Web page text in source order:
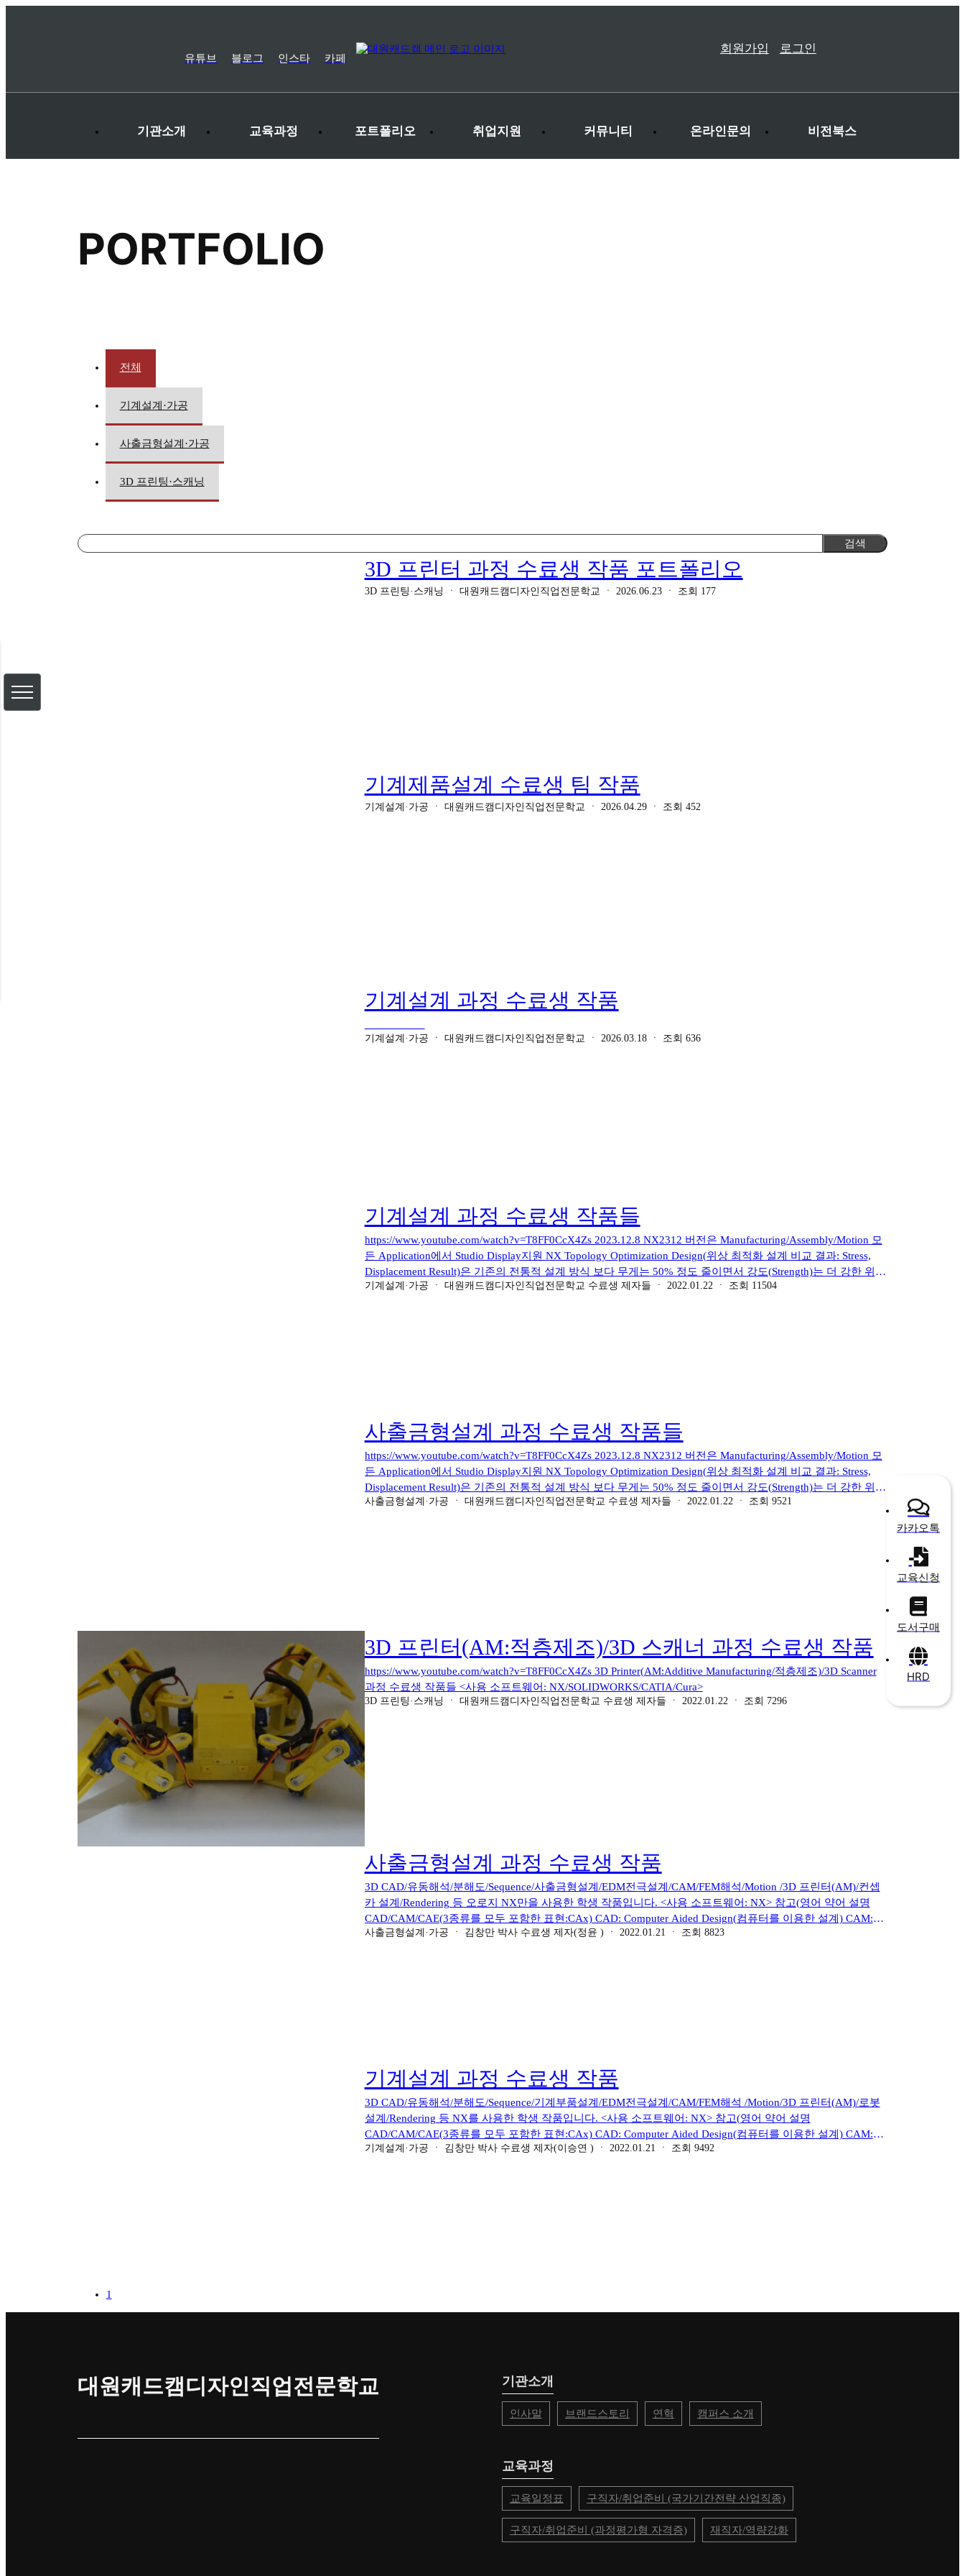
카카오톡
교육신청
도서구매
HRD
유튜브 블로그 인스타 카페
회원가입 로그인
기관소개 교육과정 포트폴리오 취업지원 커뮤니티 온라인문의 비전북스
PORTFOLIO
전체
기계설계·가공
사출금형설계·가공
3D 프린팅·스캐닝
3D 프린터 과정 수료생 작품 포트폴리오
3D 프린팅·스캐닝 ㆍ 대원캐드캠디자인직업전문학교 ㆍ 2026.06.23 ㆍ 조회 177
기계제품설계 수료생 팀 작품
기계설계·가공 ㆍ 대원캐드캠디자인직업전문학교 ㆍ 2026.04.29 ㆍ 조회 452
기계설계 과정 수료생 작품
기계설계·가공 ㆍ 대원캐드캠디자인직업전문학교 ㆍ 2026.03.18 ㆍ 조회 636
기계설계 과정 수료생 작품들
https://www.youtube.com/watch?v=T8FF0CcX4Zs 2023.12.8 NX2312 버전은 Manufacturing/Assembly/Motion 모
든 Application에서 Studio Display지원 NX Topology Optimization Design(위상 최적화 설계 비교 결과: Stress,
Displacement Result)은 기존의 전통적 설계 방식 보다 무게는 50% 정도 줄이면서 강도(Strength)는 더 강한 위상
배치 최적화 설계입니다. NX 인장 스프링 유한요소 해석 결과(Tension Spring FEM(Finite Element Method)
계 관련 자격증 3D Printer/Scanner분야: 3D Printing(AM: Additive Manufacturing)/3D Scanning 부록: 단위변
환/MCT-CNC 선반 PB Setting/예제도면/G-M Code/3D PDF설정-출력 Multi Body Dynamics Analysis(다물체 동력
학 해석)(14.1.1_Electric_Fan_Flexible Body Motion) ("김창만 박사의 정석 CAD/CAM/CAE (UG)NX" 책 제3부
14장(1541Page~1585Page 따라하기 결과) Multi Body Dynamics Analysis(다물체 동력학 해석)
(14.2.1_Crank_Shaft_Flexible Body Motion) ("김창만 박사의 정석 CAD/CAM/CAE (UG)NX" 책 제3부 14장
(1586Page~1626Page 따라하기 결과) Animation Designer(에니메이션 설계자)(14.3.1 CAM/Belt_Pulley
기계설계·가공 ㆍ 대원캐드캠디자인직업전문학교 수료생 제자들 ㆍ 2022.01.22 ㆍ 조회 11504
사출금형설계 과정 수료생 작품들
https://www.youtube.com/watch?v=T8FF0CcX4Zs 2023.12.8 NX2312 버전은 Manufacturing/Assembly/Motion 모
든 Application에서 Studio Display지원 NX Topology Optimization Design(위상 최적화 설계 비교 결과: Stress,
Displacement Result)은 기존의 전통적 설계 방식 보다 무게는 50% 정도 줄이면서 강도(Strength)는 더 강한 위상
배치 최적화 설계입니다. NX 인장 스프링 유한요소 해석 결과(Tension Spring FEM(Finite Element Method)
Shape/Polygon Modeling/Reverse Engineering 자격증분야: 사출금형설계 관련 자격증/전산응용기계제도/기계설
계 관련 자격증 3D Printer/Scanner분야: 3D Printing(AM: Additive Manufacturing)/3D Scanning 부록: 단위변
환/MCT-CNC 선반 PB Setting/예제도면/G-M Code/3D PDF설정-출력 Multi Body Dynamics Analysis(다물체 동력
학 해석)(14.1.1_Electric_Fan_Flexible Body Motion) ("김창만 박사의 정석 CAD/CAM/CAE (UG)NX" 책 제3부
14장(1541Page~1585Page 따라하기 결과) Multi Body Dynamics Analysis(다물체 동력학 해석)
(14.2.1_Crank_Shaft_Flexible Body Motion) ("김창만 박사의 정석 CAD/CAM/CAE (UG)NX" 책 제3부 14장
Animation Designer) ("김창만 박사의 정석 CAD/CAM/CAE (UG)NX" 책 제3부 14장(1627Page~1667Page 따라하
기 결과) NX Part형상 변화에 따른 유한요소 해석 결과 비교(FEM(Finite Element Method) Analysis Result) ("김창
만 박사의 정석...
사출금형설계·가공 ㆍ 대원캐드캠디자인직업전문학교 수료생 제자들 ㆍ 2022.01.22 ㆍ 조회 9521
3D 프린터(AM:적층제조)/3D 스캐너 과정 수료생 작품
https://www.youtube.com/watch?v=T8FF0CcX4Zs 3D Printer(AM:Additive Manufacturing/적층제조)/3D Scanner
과정 수료생 작품들 <사용 소프트웨어: NX/SOLIDWORKS/CATIA/Cura>
3D 프린팅·스캐닝 ㆍ 대원캐드캠디자인직업전문학교 수료생 제자들 ㆍ 2022.01.22 ㆍ 조회 7296
사출금형설계 과정 수료생 작품
3D CAD/유동해석/분해도/Sequence/사출금형설계/EDM전극설계/CAM/FEM해석/Motion /3D 프린터(AM)/컨셉
카 설계/Rendering 등 오로지 NX만을 사용한 학생 작품입니다. <사용 소프트웨어: NX> 참고(영어 약어 설명
CAD/CAM/CAE(3종류를 모두 포함한 표현:CAx) CAD: Computer Aided Design(컴퓨터를 이용한 설계) CAM:
Computer Aided Manufacturing(컴퓨터를 이용한 제작/가공) CAE: Computer Aided Engineering Estimation(컴퓨
사출금형설계·가공 ㆍ 김창만 박사 수료생 제자(정윤 ) ㆍ 2022.01.21 ㆍ 조회 8823
기계설계 과정 수료생 작품
3D CAD/유동해석/분해도/Sequence/기계부품설계/EDM전극설계/CAM/FEM해석 /Motion/3D 프린터(AM)/로봇
설계/Rendering 등 NX를 사용한 학생 작품입니다. <사용 소프트웨어: NX> 참고(영어 약어 설명
CAD/CAM/CAE(3종류를 모두 포함한 표현:CAx) CAD: Computer Aided Design(컴퓨터를 이용한 설계) CAM:
Computer Aided Manufacturing(컴퓨터를 이용한 제작/가공) CAE: Computer Aided Engineering Estimation(컴퓨
기계설계·가공 ㆍ 김창만 박사 수료생 제자(이승연 ) ㆍ 2022.01.21 ㆍ 조회 9492
1
검색
대원캐드캠디자인직업전문학교 기관소개
인사말 브랜드스토리 연혁 캠퍼스 소개
교육과정
교육일정표 구직자/취업준비 (국가기간전략 산업직종)
구직자/취업준비 (과정평가형 자격증) 재직자/역량강화